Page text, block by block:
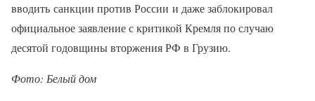
вводить санкции против России и даже заблокировал
официальное заявление с критикой Кремля по случаю
десятой годовщины вторжения РФ в Грузию.
Фото: Белый дом